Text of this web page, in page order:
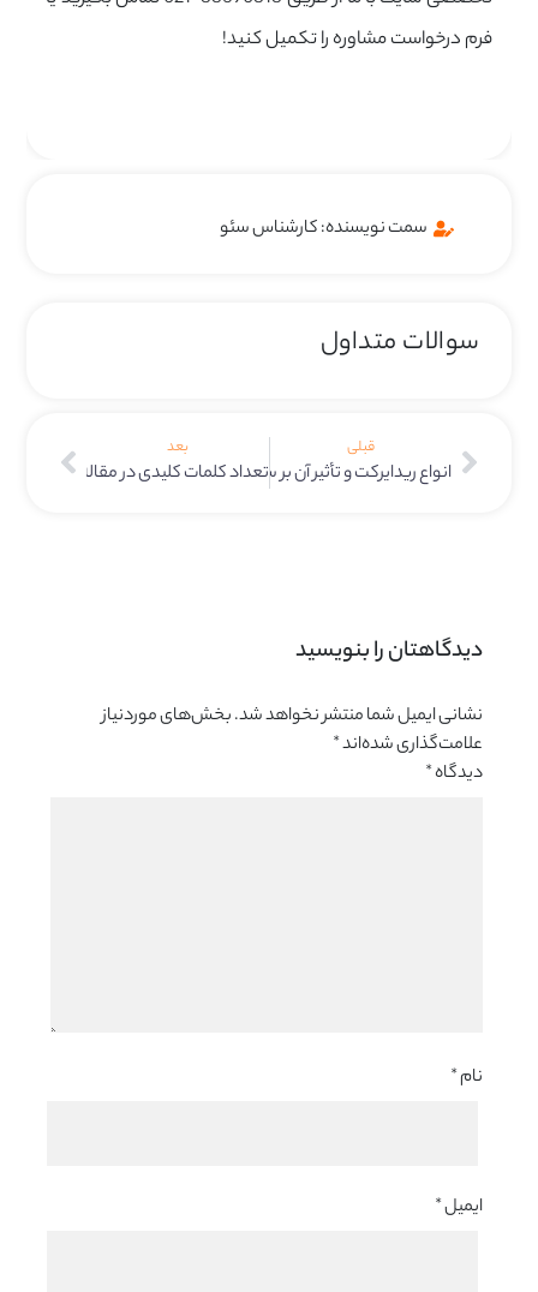
فرم درخواست مشاوره را تکمیل کنید!
سمت نویسنده: کارشناس سئو
سوالات متداول
قبلی
انواع ریدایرکت و تأثیر آن بر سئو
بعد
تعداد کلمات کلیدی در مقاله
دیدگاهتان را بنویسید
نشانی ایمیل شما منتشر نخواهد شد.بخش‌های موردنیاز
علامت‌گذاری شده‌اند*
دیدگاه*
نام*
ایمیل*